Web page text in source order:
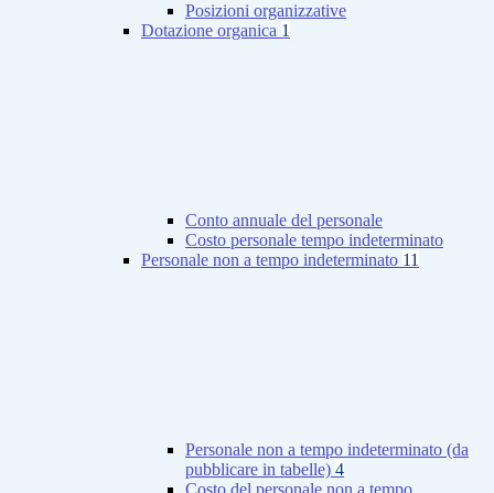
Posizioni organizzative
Dotazione organica 1
Conto annuale del personale
Costo personale tempo indeterminato
Personale non a tempo indeterminato 11
Personale non a tempo indeterminato (da
pubblicare in tabelle) 4